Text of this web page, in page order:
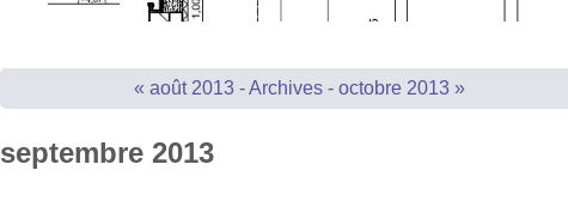
« août 2013 -Archives- octobre 2013 »
septembre 2013